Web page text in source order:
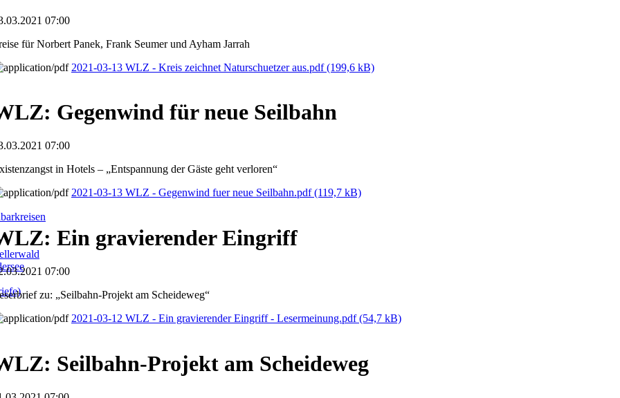
07:00
für Norbert Panek, Frank Seumer und Ayham Jarrah
2021-03-13 WLZ - Kreis zeichnet Naturschuetzer aus.pdf(199,6 kB)
Gegenwind für neue Seilbahn
07:00
in Hotels – „Entspannung der Gäste geht verloren“
2021-03-13 WLZ - Gegenwind fuer neue Seilbahn.pdf(119,7 kB)
Ein gravierender Eingriff
07:00
zu: „Seilbahn-Projekt am Scheideweg“
2021-03-12 WLZ - Ein gravierender Eingriff - Lesermeinung.pdf(54,7 kB)
Seilbahn-Projekt am Scheideweg